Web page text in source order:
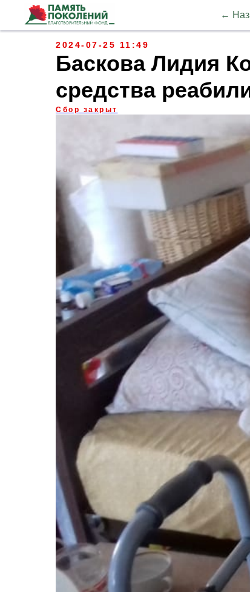
←
2024-07-25 11:49
Баскова Лидия
средства
Сбор закрыт